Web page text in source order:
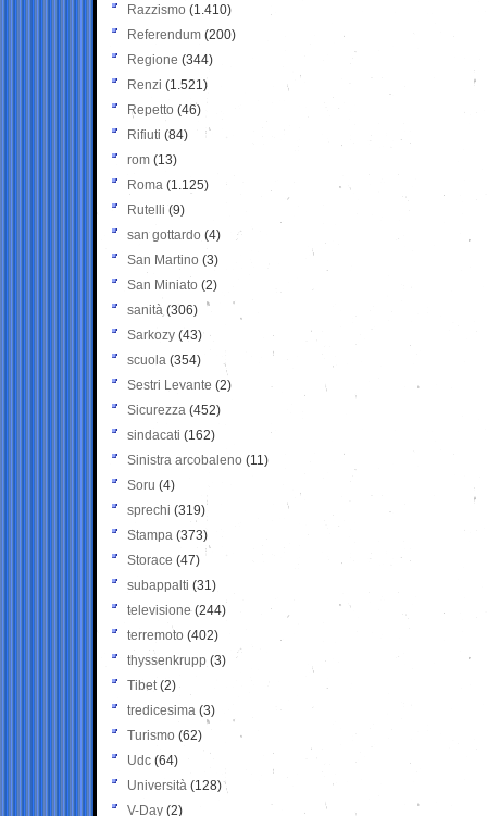
Razzismo (1.410)
Referendum (200)
Regione (344)
Renzi (1.521)
Repetto (46)
Rifiuti (84)
rom (13)
Roma (1.125)
Rutelli (9)
san gottardo (4)
San Martino (3)
San Miniato (2)
sanità (306)
Sarkozy (43)
scuola (354)
Sestri Levante (2)
Sicurezza (452)
sindacati (162)
Sinistra arcobaleno (11)
Soru (4)
sprechi (319)
Stampa (373)
Storace (47)
subappalti (31)
televisione(244)
terremoto (402)
thyssenkrupp (3)
Tibet(2)
tredicesima (3)
Turismo (62)
Udc (64)
Università (128)
V-Day (2)